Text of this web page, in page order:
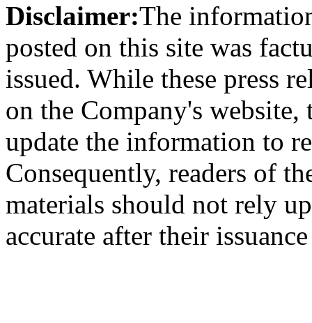
Disclaimer:The
posted on this site was
issued. While these press
on the Company's website,
update the information to
Consequently, readers of
materials should not rely
accurate after their